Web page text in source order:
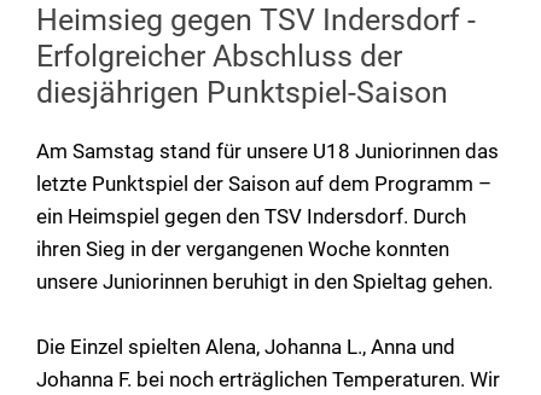
Heimsieg gegen TSV Indersdorf -
Erfolgreicher Abschluss der
diesjährigen Punktspiel-Saison
Am Samstag stand für unsere U18 Juniorinnen das
letzte Punktspiel der Saison auf dem Programm –
ein Heimspiel gegen den TSV Indersdorf. Durch
ihren Sieg in der vergangenen Woche konnten
unsere Juniorinnen beruhigt in den Spieltag gehen.
Die Einzel spielten Alena, Johanna L., Anna und
Johanna F. bei noch erträglichen Temperaturen. Wir